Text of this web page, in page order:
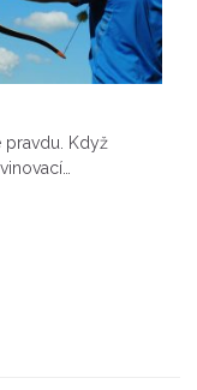
pravdu. Když